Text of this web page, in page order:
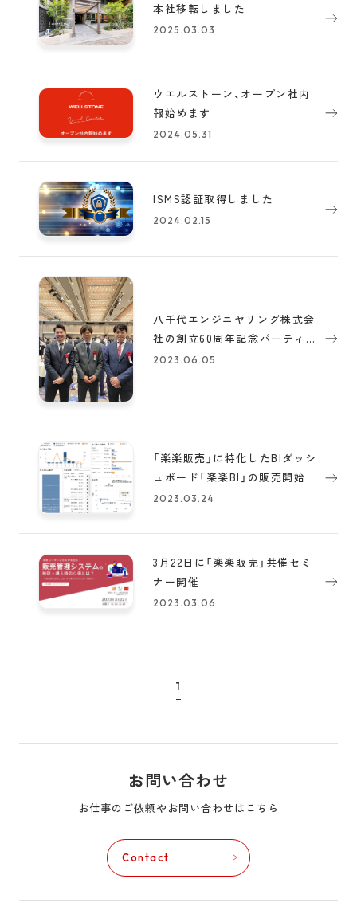
本社移転しました
2025.03.03
ウエルストーン、オープン社内
報始めます
2024.05.31
ISMS認証取得しました
2024.02.15
八千代エンジニヤリング株式会
社の創立60周年記念パーティー
に出席
2023.06.05
「楽楽販売」に特化したBIダッシ
ュボード「楽楽BI」の販売開始
2023.03.24
3月22日に「楽楽販売」共催セミ
ナー開催
2023.03.06
1
お問い合わせ
お仕事のご依頼やお問い合わせはこちら
Contact